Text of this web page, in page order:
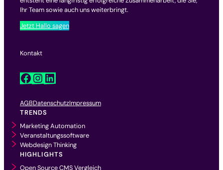
Ihr Team sowie auch uns weiterbringt.
Jetzt Hallo sagen
Kontakt
Facebook InstagramLinkedIn
AGBDatenschutzImpressum
TRENDS
Marketing Automation
Veranstaltungssoftware
Webdesign Thinking
HIGHLIGHTS
Open Source CMS Vergleich